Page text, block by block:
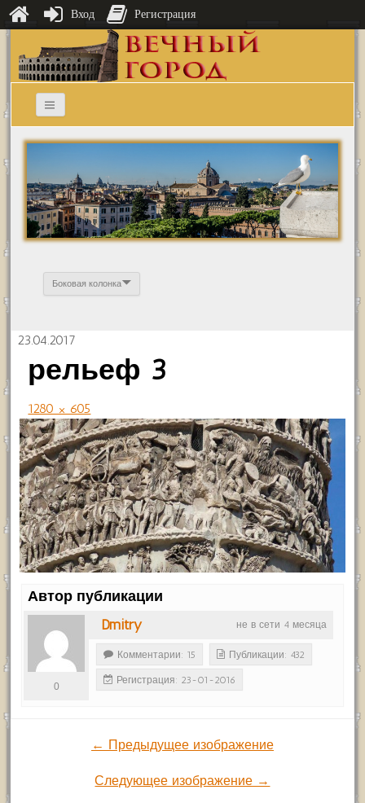
Боковая колонка
23.04.2017
рельеф 3
1280 × 605
Автор публикации
не в сети 4 месяца
Dmitry
0
Комментарии: 15 Публикации: 432
Регистрация: 23-01-2016
← Предыдущее изображение
Следующее изображение →
Вход Регистрация